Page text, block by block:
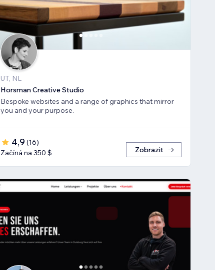
UT, NL
Horsman Creative Studio
Bespoke websites and a range of graphics that mirror
you and your purpose.
4,9 (16)
Začíná na 350 $
Zobrazit